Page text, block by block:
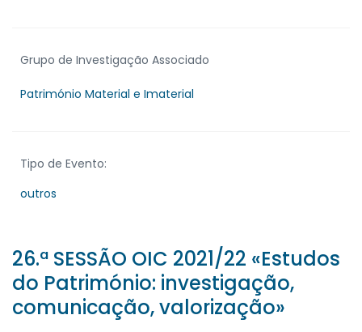
Grupo de Investigação Associado
Património Material e Imaterial
Tipo de Evento:
outros
26.ª SESSÃO OIC 2021/22 «Estudos
do Património: investigação,
comunicação, valorização»